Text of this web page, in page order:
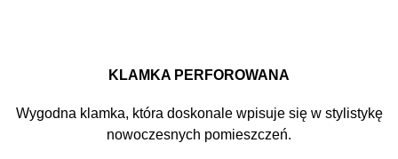
KLAMKA PERFOROWANA
Wygodna klamka, która doskonale wpisuje się w stylistykę
nowoczesnych pomieszczeń.